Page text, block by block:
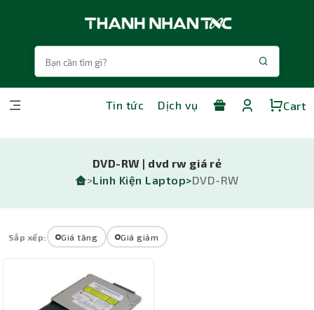
Tin tức Dịch vụ Cart
DVD-RW | dvd rw giá rẻ
>Linh Kiện Laptop>DVD-RW
Sắp xếp: Giá tăng Giá giảm